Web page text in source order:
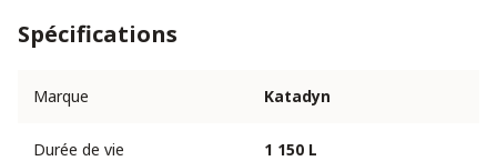
Spécifications
Marque Katadyn
Durée de vie 1 150 L